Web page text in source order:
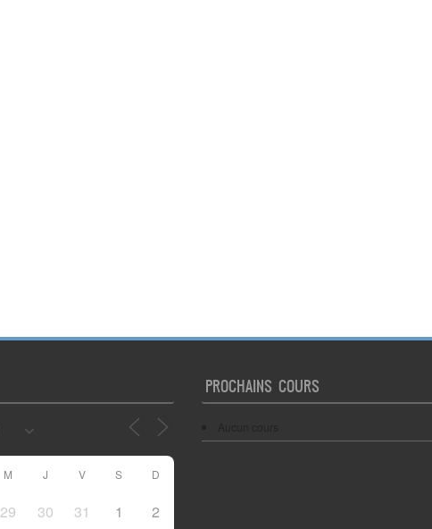
M J V S D
29 30 31 1 2
PROCHAINS COURS